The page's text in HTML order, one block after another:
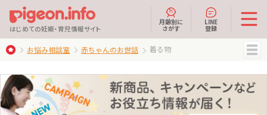
はじめての妊娠・育児情報サイト
月齢別に
さがす
LINE
登録
お悩み相談室 赤ちゃんのお世話 着る物